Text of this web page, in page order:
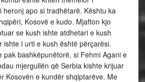
heronj apo si tradhëtarë. Kështu ka
Kosovë e kudo. Mjafton kjo
se kush ishte atdhetari e kush
ishte i urti e kush është përçarësi.
pak bashkëpunëtorë, si Fehmi Agani e
mjergullën që Serbia kishte krijuar
Kosovën e kundër shqiptarëve. Me